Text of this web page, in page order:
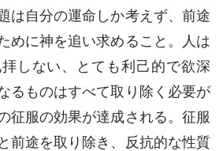
は自分の運命しか考えず、前途
めに神を追い求めること。人は
しない、とても利己的で欲深
るものはすべて取り除く必要が
征服の効果が達成される。征服
前途を取り除き、反抗的な性質